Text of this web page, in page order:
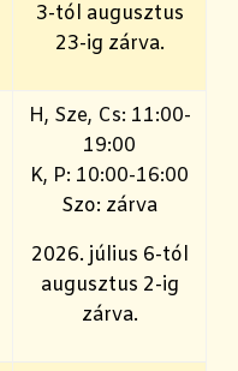
3-tól augusztus
23-ig zárva.
H, Sze, Cs: 11:00-
19:00
K, P: 10:00-16:00
Szo: zárva
2026. július 6-tól
augusztus 2-ig
zárva.